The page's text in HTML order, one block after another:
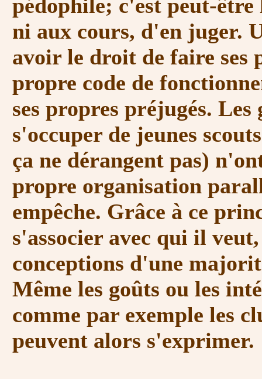
pédophile; c'est peut-être
ni aux cours, d'en juger.
avoir le droit de faire ses
propre code de
ses propres préjugés.
s'occuper de jeunes
ça ne dérangent pas)
propre organisation
empêche. Grâce à ce
s'associer avec qui il
conceptions d'une
Même les goûts ou les
comme par exemple les
peuvent alors s'exprimer.